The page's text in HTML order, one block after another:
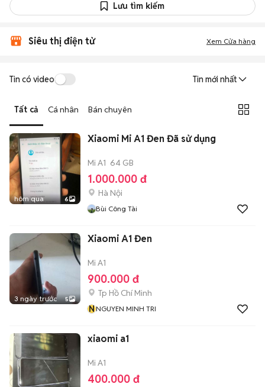
Lưu tìm kiếm
Siêu thị điện tử Xem Cửa hàng
Tin có video Tin mới nhất
Tất cả Cá nhân Bán chuyên
hôm qua 6
Xiaomi Mi A1 Đen Đã sử dụng
Mi A1 64 GB
1.000.000 đ
Hà Nội
Bùi Công Tài
3 ngày trước 5
Xiaomi A1 Đen
Mi A1
900.000 đ
Tp Hồ Chí Minh
NNGUYEN MINH TRI
xiaomi a1
Mi A1
400.000 đ